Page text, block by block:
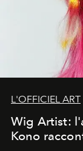
L'OFFICIEL ART
Wig Artist:
Kono